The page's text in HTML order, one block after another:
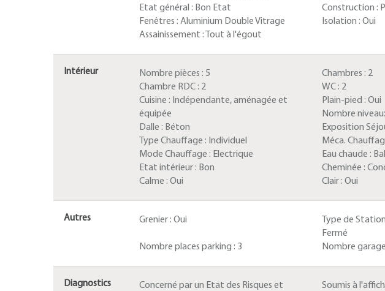
Etat général : Bon Etat Construction :
Fenêtres : Aluminium Double Vitrage Isolation : Oui
Assainissement :
Tout à l'égout
Intérieur Nombre pièces : 5 Chambres : 2
Chambre RDC : 2 WC : 2
Cuisine : Indépendante, aménagée et
équipée
Plain-pied : Oui
Nombre
Dalle : Béton Exposition
Type Chauffage : Individuel Méca.
Mode Chauffage : Electrique Eau chaude :
Etat intérieur : Bon Cheminée :
Calme : Oui Clair : Oui
Autres Grenier : Oui Type de
Fermé
Nombre places parking : 3 Nombre
Diagnostics
Concerné par un Etat des Risques et
Soumis à